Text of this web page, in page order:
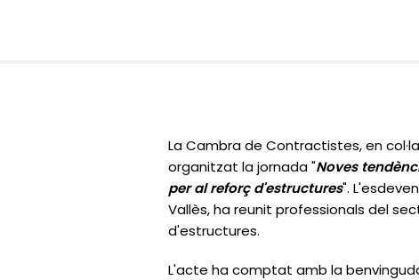
La Cambra de Contractistes, en
organitzat la jornada "Noves
per al reforç d'estructures".
Vallès, ha reunit professionals del
d'estructures.
L'acte ha comptat amb la